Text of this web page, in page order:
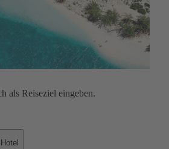
als Reiseziel eingeben.
Hotel